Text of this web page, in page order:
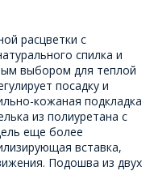
расцветки с
спилка и
выбором для теплой
посадку и
кожаная подкладка
из полиуретана с
еще более
вставка,
Подошва из двух